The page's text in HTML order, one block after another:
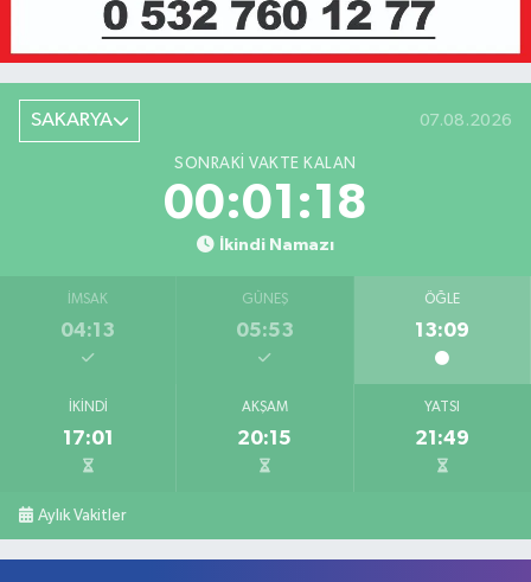
SAKARYA 07.08.2026
SONRAKI VAKTE KALAN
00:01:18
İkindi Namazı
İMSAK
04:13
GÜNEŞ
05:53
ÖĞLE
13:09
İKINDI
17:01
AKŞAM
20:15
YATSI
21:49
Aylık Vakitler